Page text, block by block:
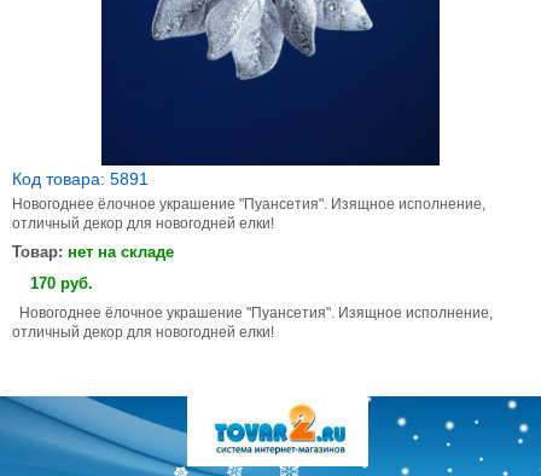
Код товара: 5891
Новогоднее ёлочное украшение "Пуансетия". Изящное исполнение,
отличный декор для новогодней елки!
Товар: нет на складе
170 руб.
Новогоднее ёлочное украшение "Пуансетия". Изящное исполнение,
отличный декор для новогодней елки!